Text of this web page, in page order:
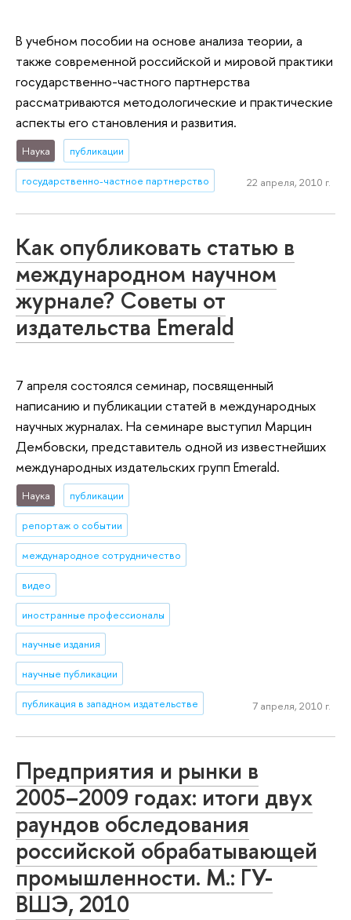
В учебном пособии на основе анализа теории, а
также современной российской и мировой практики
государственно-частного партнерства
рассматриваются методологические и практические
аспекты его становления и развития.
Наука публикации
государственно-частное партнерство 22 апреля, 2010 г.
Как опубликовать статью в
международном научном
журнале? Советы от
издательства Emerald
7 апреля состоялся семинар, посвященный
написанию и публикации статей в международных
научных журналах. На семинаре выступил Марцин
Дембовски, представитель одной из известнейших
международных издательских групп Emerald.
Наука публикации
репортаж о событии
международное сотрудничество
видео
иностранные профессионалы
научные издания
научные публикации
публикация в западном издательстве 7 апреля, 2010 г.
Предприятия и рынки в
2005–2009 годах: итоги двух
раундов обследования
российской обрабатывающей
промышленности. М.: ГУ-
ВШЭ, 2010